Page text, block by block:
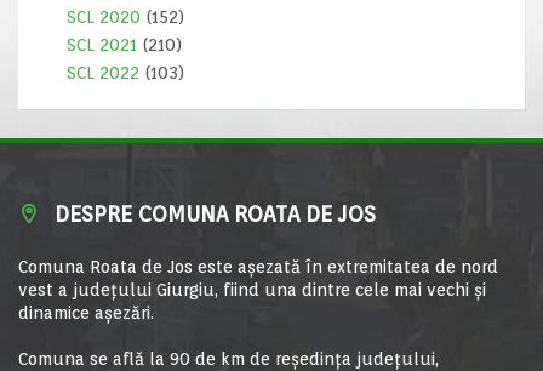
SCL 2020 (152)
SCL 2021 (210)
SCL 2022 (103)
DESPRE COMUNA ROATA DE JOS
Comuna Roata de Jos este aşezată în extremitatea de nord
vest a judeţului Giurgiu, fiind una dintre cele mai vechi şi
dinamice aşezări.
Comuna se află la 90 de km de reşedinţa judeţului,